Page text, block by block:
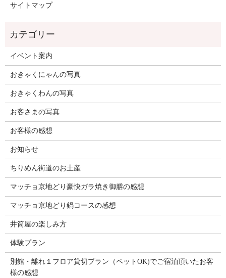
サイトマップ
イベント案内
おきゃくにゃんの写真
おきゃくわんの写真
お客さまの写真
お客様の感想
お知らせ
ちりめん街道のお土産
マッチョ京地どり豪快ガラ焼き御膳の感想
マッチョ京地どり鍋コースの感想
井筒屋の楽しみ方
体験プラン
別館・離れ１フロア貸切プラン（ペットOK)でご宿泊頂いたお客
様の感想